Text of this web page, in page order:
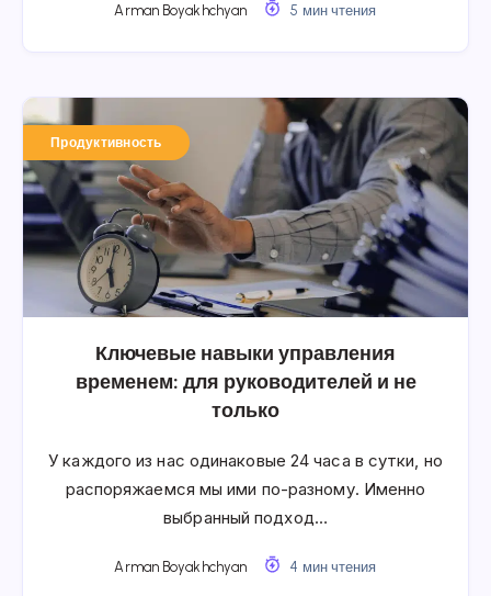
Arman Boyakhchyan 5 мин чтения
Продуктивность
Ключевые навыки управления
временем: для руководителей и не
только
У каждого из нас одинаковые 24 часа в сутки, но
распоряжаемся мы ими по-разному. Именно
выбранный подход…
Arman Boyakhchyan 4 мин чтения